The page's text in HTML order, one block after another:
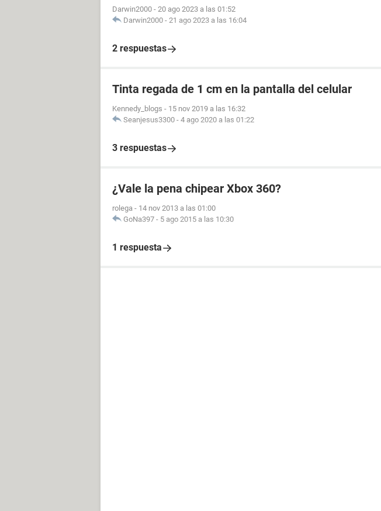
Darwin2000 - 20 ago 2023 a las 01:52
Darwin2000 - 21 ago 2023 a las 16:04
2 respuestas
Tinta regada de 1 cm en la pantalla del celular
Kennedy_blogs - 15 nov 2019 a las 16:32
Seanjesus3300 - 4 ago 2020 a las 01:22
3 respuestas
¿Vale la pena chipear Xbox 360?
rolega - 14 nov 2013 a las 01:00
GoNa397 - 5 ago 2015 a las 10:30
1 respuesta